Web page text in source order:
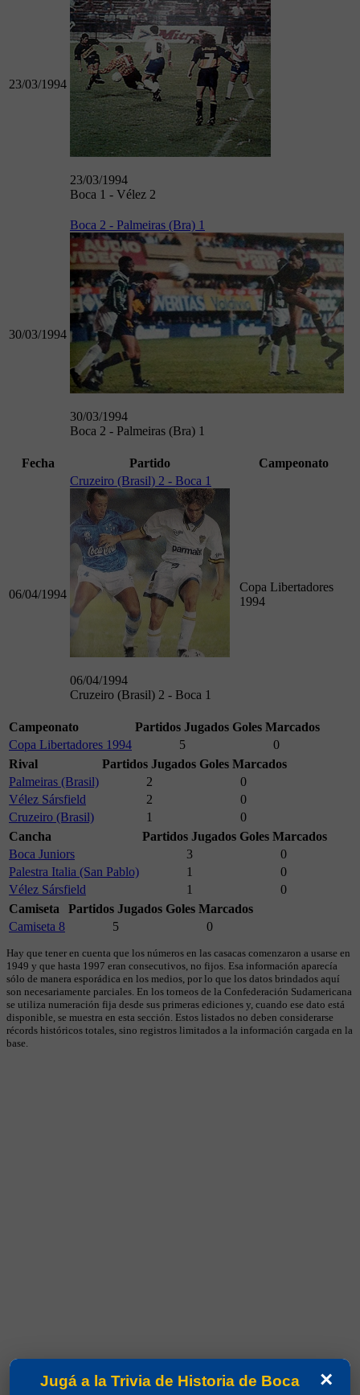
23/03/1994
23/03/1994
Boca 1 - Vélez 2
30/03/1994
Boca 2 - Palmeiras (Bra) 1
30/03/1994
Boca 2 - Palmeiras (Bra) 1
Fecha Partido Campeonato
06/04/1994
Cruzeiro (Brasil) 2 - Boca 1
06/04/1994
Cruzeiro (Brasil) 2 - Boca 1
Copa Libertadores
1994
Campeonato Partidos Jugados Goles Marcados
Copa Libertadores 1994
5
0
Rival
Partidos Jugados Goles Marcados
Palmeiras (Brasil)
2
0
Vélez Sársfield
2
0
Cruzeiro (Brasil)
1
0
Cancha
Partidos Jugados Goles Marcados
Boca Juniors
3
0
Palestra Italia (San Pablo)
1
0
Vélez Sársfield
1
0
Camiseta
Partidos Jugados Goles Marcados
Camiseta 8
5 0
Hay que tener en cuenta que los números en las casacas comenzaron a usarse en
1949 y que hasta 1997 eran consecutivos, no fijos. Esa información aparecía
sólo de manera esporádica en los medios, por lo que los datos brindados aquí
son necesariamente parciales. En los torneos de la Confederación Sudamericana
se utiliza numeración fija desde sus primeras ediciones y, cuando ese dato está
disponible, se muestra en esta sección. Estos listados no deben considerarse
récords históricos totales, sino registros limitados a la información cargada en la
base.
×
Jugá a la Trivia de Historia de Boca